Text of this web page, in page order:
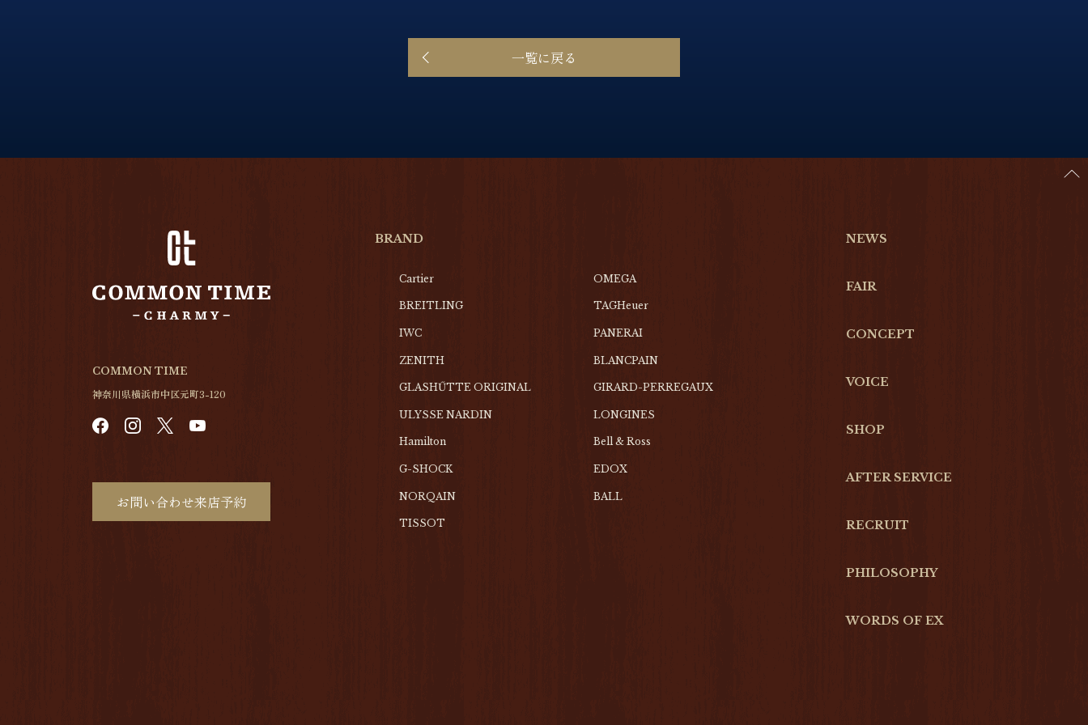
一覧に戻る
NEWS
FAIR
CONCEPT
BRAND
Cartier OMEGA
BREITLING TAGHeuer
IWC PANERAI
ZENITH BLANCPAIN
GLASHŰTTE ORIGINAL GIRARD-PERREGAUX
ULYSSE NARDIN LONGINES
Hamilton Bell & Ross
G-SHOCK EDOX
NORQAIN BALL
TISSOT
VOICE
SHOP
AFTER SERVICE
RECRUIT
PHILOSOPHY
WORDS OF EX
COMMON TIME
神奈川県横浜市中区元町3-120
お問い合わせ来店予約